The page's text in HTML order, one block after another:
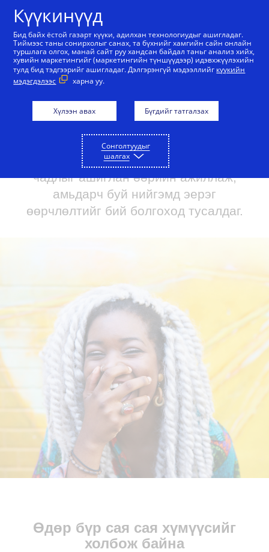
Үлгэр дуурайлаар манлайлах Хүмүүс +
Бид хамтдаа дэлхийг
илүү дээр болгодог
Бид өөрийн брэнд, салбар дахь нэр
нөлөө, хамтын дуу хоолойнхоо хүч
чадлыг ашиглан өөрийн ажиллаж,
амьдарч буй нийгэмд эерэг
өөрчлөлтийг бий болгоход тусалдаг.
Өдөр бүр сая сая хүмүүсийг
холбож байна
Күүкинүүд
Бид байх ёстой газарт күүки, адилхан технологиудыг ашигладаг.
Тиймээс таны сонирхолыг санах, та бүхнийг хамгийн сайн онлайн
туршлага олгох, манай сайт руу хандсан байдал таньг анализ хийх,
хувийн маркетингийг (маркетингийн түншүүдээр) идэвхжүүлэхийн
тулд бид тэдгээрийг ашигладаг. Дэлгэрэнгүй мэдээллийг күүкийн
мэдэгдэлээс
харна уу.
Хүлээн авах Бүгдийг татгалзах
Сонголтуудыг
шалгах